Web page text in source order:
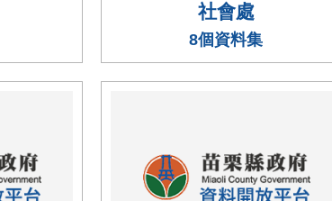
社會處
8個資料集